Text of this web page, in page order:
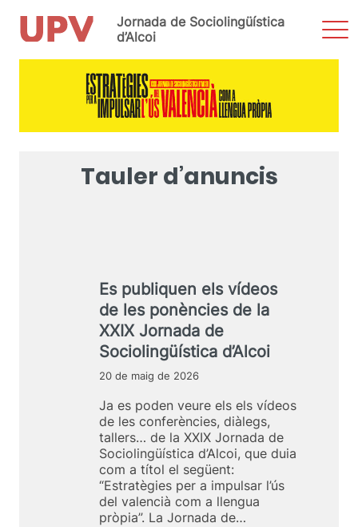
Jornada de Sociolingüística
d’Alcoi
Tauler d’anuncis
Es publiquen els vídeos
de les ponències de la
XXIX Jornada de
Sociolingüística d’Alcoi
20 de maig de 2026
Ja es poden veure els els vídeos
de les conferències, diàlegs,
tallers… de la XXIX Jornada de
Sociolingüística d’Alcoi, que duia
com a títol el següent:
“Estratègies per a impulsar l’ús
del valencià com a llengua
pròpia”. La Jornada de…